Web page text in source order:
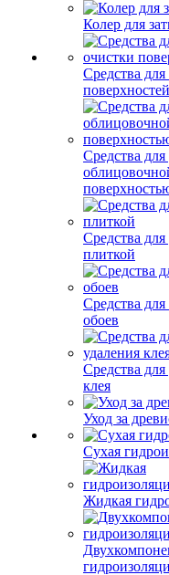
Колер для
Средства
поверхностей
Средства для
Средства для
плиткой
Средства для
обоев
Средства для
клея
Уход за
Сухая
Жидкая